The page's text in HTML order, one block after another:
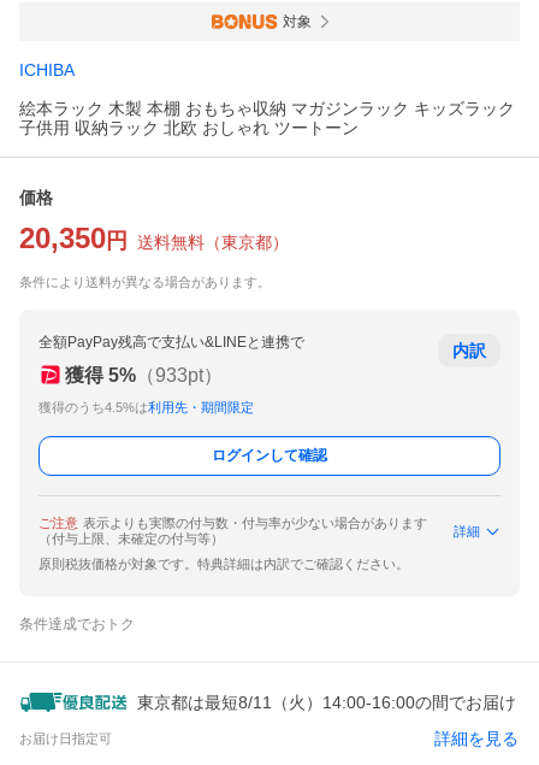
対象
ICHIBA
絵本ラック 木製 本棚 おもちゃ収納 マガジンラック キッズラック
子供用 収納ラック 北欧 おしゃれ ツートーン
価格
20,350 円 送料無料 （東京都）
条件により送料が異なる場合があります。
全額PayPay残高で支払い&LINEと連携で
獲得 5% （933pt）
獲得のうち4.5%は利用先・期間限定
内訳
ログインして確認
ご注意 表示よりも実際の付与数・付与率が少ない場合があります
（付与上限、未確定の付与等）
詳細
原則税抜価格が対象です。特典詳細は内訳でご確認ください。
条件達成でおトク
東京都は最短8/11（火）14:00-16:00の間でお届け
お届け日指定可 詳細を見る